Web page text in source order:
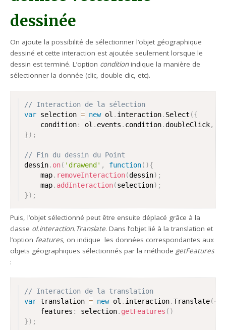
dessinée
On ajoute la possibilité de sélectionner l’objet géographique
dessiné et cette interaction est ajoutée seulement lorsque le
dessin est terminé. L’option conditionindique la manière de
sélectionner la donnée (clic, double clic, etc).
// Interaction de la sélection
var selection = new ol . interaction. Select ({
	condition
: ol . events . condition.doubleClick,
}) ;
// Fin du dessin du Point
dessin. on( 'drawend' , function( ){
	map
. removeInteraction(dessin) ;
	map
. addInteraction(selection) ;
}) ;
Puis, l’objet sélectionné peut être ensuite déplacé grâce à la
classe ol.interaction.Translate. Dans l’objet lié à la translation et
l’option features, on indique les données correspondantes aux
objets géographiques sélectionnés par la méthode getFeatures
:
// Interaction de la translation
var translation = new ol . interaction.Translate({
	features
: selection. getFeatures ( )
}) ;